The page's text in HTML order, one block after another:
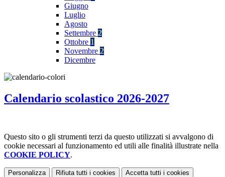
Giugno
Luglio
Agosto
Settembre 2
Ottobre 1
Novembre 2
Dicembre
Calendario scolastico 2026-2027
Questo sito o gli strumenti terzi da questo utilizzati si avvalgono di
cookie necessari al funzionamento ed utili alle finalità illustrate nella
COOKIE POLICY.
Personalizza Rifiuta tutti i cookies Accetta tutti i cookies